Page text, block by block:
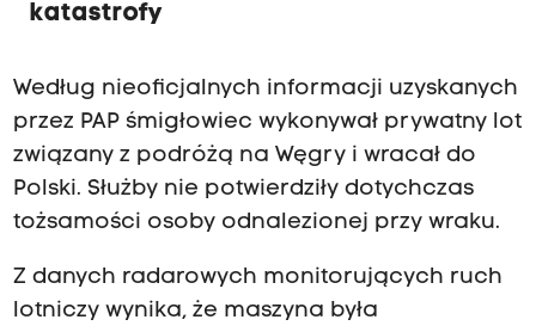
katastrofy
Według nieoficjalnych informacji uzyskanych
przez PAP śmigłowiec wykonywał prywatny lot
związany z podróżą na Węgry i wracał do
Polski. Służby nie potwierdziły dotychczas
tożsamości osoby odnalezionej przy wraku.
Z danych radarowych monitorujących ruch
lotniczy wynika, że maszyna była